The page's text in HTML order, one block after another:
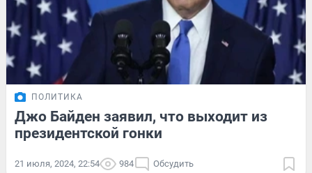
ПОЛИТИКА
Джо Байден заявил, что выходит из
президентской гонки
21 июля, 2024, 22:54 984 Обсудить